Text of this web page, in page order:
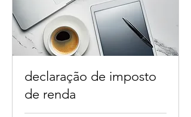
declaração de imposto
de renda